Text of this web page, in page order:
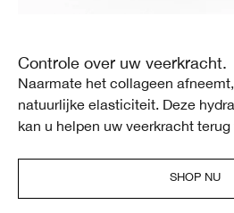
Controle over uw veerkracht.
Naarmate het collageen
natuurlijke elasticiteit. Deze
kan u helpen uw veerkracht
SHOP NU